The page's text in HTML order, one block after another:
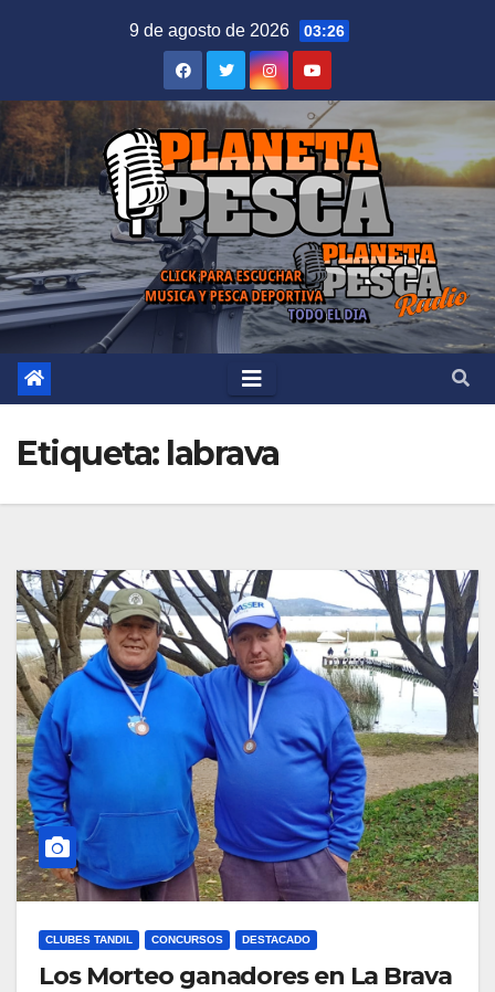
9 de agosto de 2026 03:26
Etiqueta: labrava
CLUBES TANDIL CONCURSOS DESTACADO
Los Morteo ganadores en La Brava